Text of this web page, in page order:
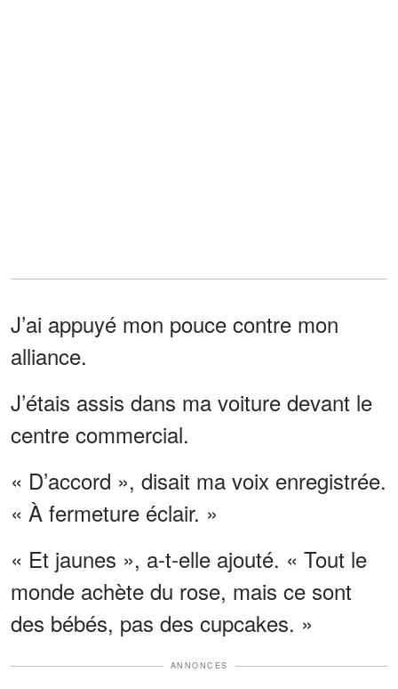
J’ai appuyé mon pouce contre mon
alliance.
J’étais assis dans ma voiture devant le
centre commercial.
« D’accord », disait ma voix enregistrée.
« À fermeture éclair. »
« Et jaunes », a-t-elle ajouté. « Tout le
monde achète du rose, mais ce sont
des bébés, pas des cupcakes. »
ANNONCES